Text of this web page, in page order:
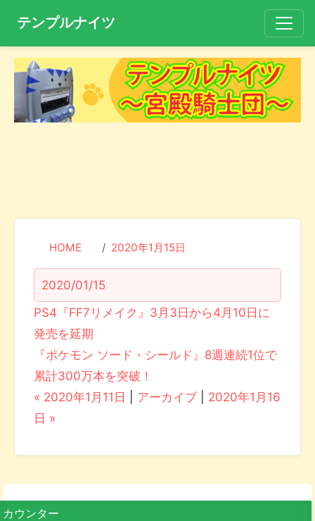
テンプルナイツ
HOME 2020年1月15日
2020/01/15
PS4『FF7リメイク』3月3日から4月10日に
発売を延期
『ポケモン ソード・シールド』8週連続1位で
累計300万本を突破！
« 2020年1月11日
アーカイブ
2020年1月16
日 »
カウンター